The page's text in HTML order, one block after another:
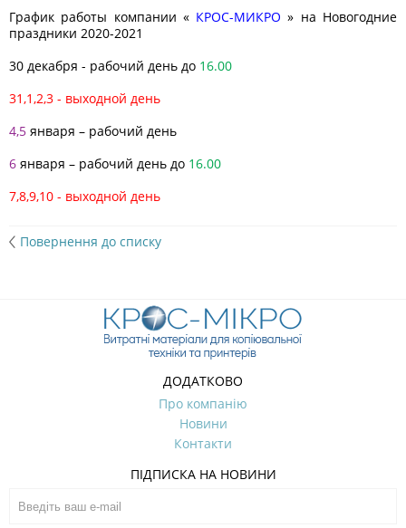
График работы компании « КРОС-МИКРО » на Новогодние
праздники 2020-2021
30 декабря - рабочий день до 16.00
31,1,2,3 - выходной день
4,5 января – рабочий день
6 января – рабочий день до 16.00
7,8,9,10 - выходной день
Повернення до списку
ДОДАТКОВО
Про компанію
Новини
Контакти
ПІДПИСКА НА НОВИНИ